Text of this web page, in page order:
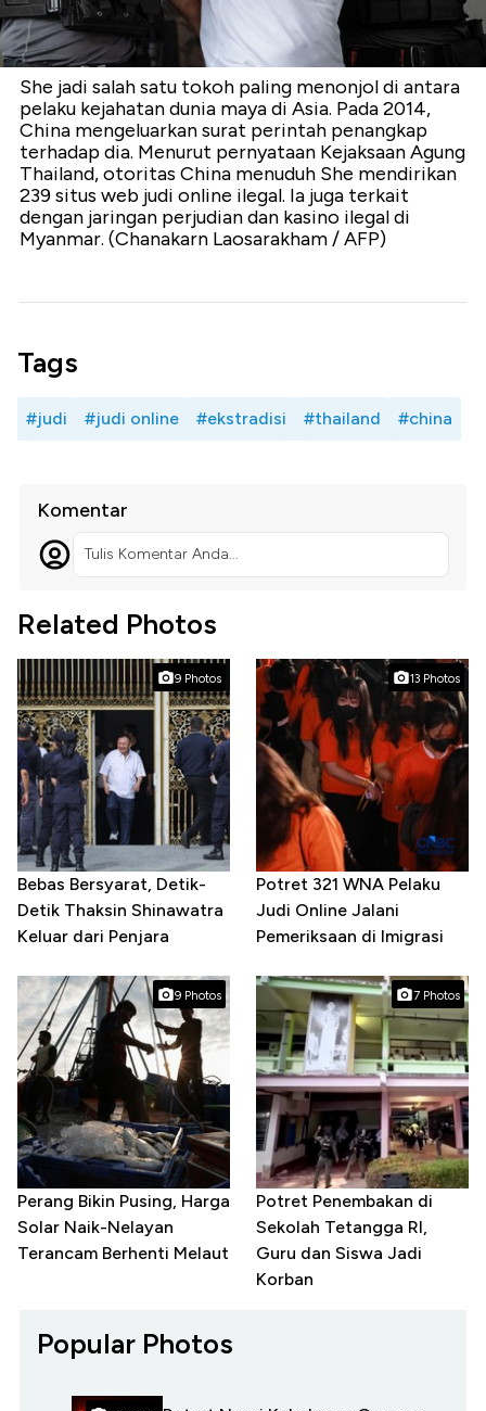
She jadi salah satu tokoh paling menonjol di antara
pelaku kejahatan dunia maya di Asia. Pada 2014,
China mengeluarkan surat perintah penangkap
terhadap dia. Menurut pernyataan Kejaksaan Agung
Thailand, otoritas China menuduh She mendirikan
239 situs web judi online ilegal. Ia juga terkait
dengan jaringan perjudian dan kasino ilegal di
Myanmar. (Chanakarn Laosarakham / AFP)
Tags
#judi #judi online #ekstradisi #thailand #china
Komentar
Tulis Komentar Anda...
Related Photos
9 Photos
Bebas Bersyarat, Detik-
Detik Thaksin Shinawatra
Keluar dari Penjara
13 Photos
Potret 321 WNA Pelaku
Judi Online Jalani
Pemeriksaan di Imigrasi
9 Photos
Perang Bikin Pusing, Harga
Solar Naik-Nelayan
Terancam Berhenti Melaut
7 Photos
Potret Penembakan di
Sekolah Tetangga RI,
Guru dan Siswa Jadi
Korban
Popular Photos